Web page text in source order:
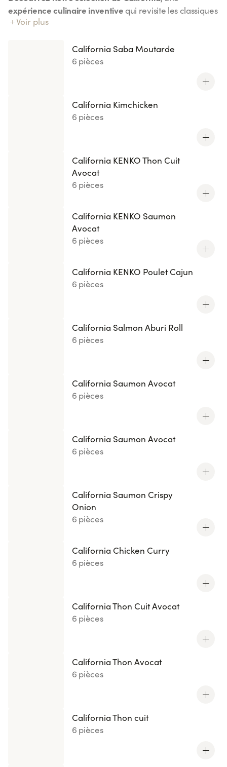
expérience culinaire inventive qui revisite les classiques
avec une touche de créativité. Du
saveurs équilibrées et surprenantes
créations originales, disponibles en éditions limitées ou
comme le saumon, le thon ou
une pause gourmande pleine de fraîcheur et
d’originalité. À tester sans modération !
Voir plus
California Saba Moutarde
6 pièces
California Kimchicken
6 pièces
California KENKO Thon Cuit
Avocat
6 pièces
California KENKO Saumon
Avocat
6 pièces
California KENKO Poulet Cajun
6 pièces
California Salmon Aburi Roll
6 pièces
California Saumon Avocat
6 pièces
California Saumon Avocat
6 pièces
California Saumon Crispy
Onion
6 pièces
California Chicken Curry
6 pièces
California Thon Cuit Avocat
6 pièces
California Thon Avocat
6 pièces
California Thon cuit
6 pièces